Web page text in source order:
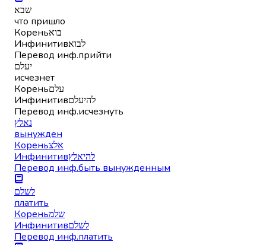
שבא
что пришло
Кореньבוא
Инфинитивלבוא
Перевод инф.прийти
יעלם
исчезнет
Кореньעלם
Инфинитивלהיעלם
Перевод инф.исчезнуть
נאלץ
вынужден
Кореньאלצ
Инфинитивלהיאלץ
Перевод инф.быть вынужденным
לשלם
платить
Кореньשלמ
Инфинитивלשלם
Перевод инф.платить